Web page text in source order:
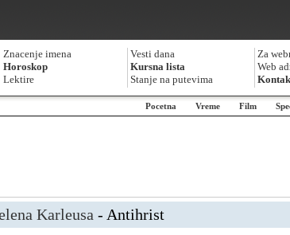
Znacenje imena
Horoskop
Lektire
Vesti dana
Kursna lista
Stanje na putevima
Za
Web
Pocetna Vreme Film
Karleusa - Antihrist